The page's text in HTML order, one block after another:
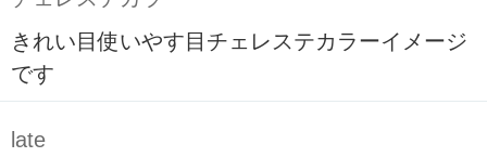
きれい目使いやす目チェレステカラーイメージ
です
late